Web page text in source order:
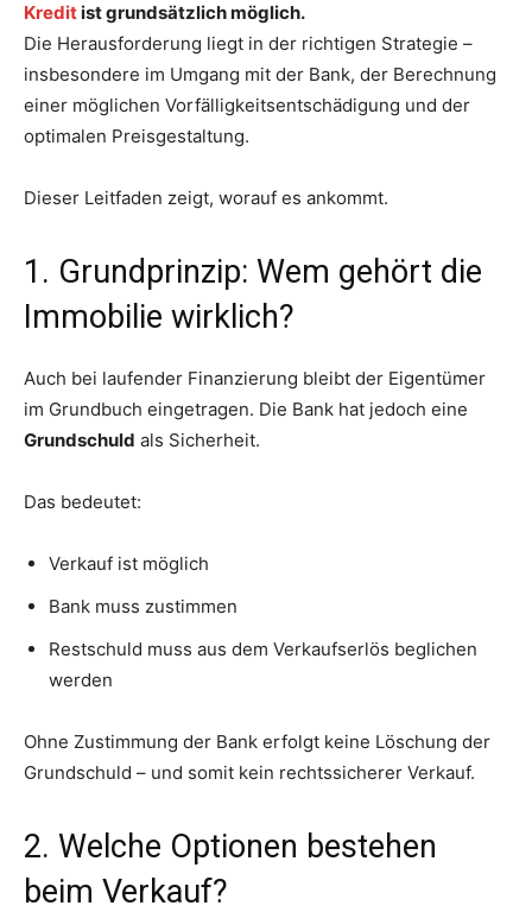
Kreditist grundsätzlich möglich.
Die Herausforderung liegt in der richtigen Strategie –
insbesondere im Umgang mit der Bank, der Berechnung
einer möglichen Vorfälligkeitsentschädigung und der
optimalen Preisgestaltung.
Dieser Leitfaden zeigt, worauf es ankommt.
1. Grundprinzip: Wem gehört die
Immobilie wirklich?
Auch bei laufender Finanzierung bleibt der Eigentümer
im Grundbuch eingetragen. Die Bank hat jedoch eine
Grundschuld als Sicherheit.
Das bedeutet:
Verkauf ist möglich
Bank muss zustimmen
Restschuld muss aus dem Verkaufserlös beglichen
werden
Ohne Zustimmung der Bank erfolgt keine Löschung der
Grundschuld – und somit kein rechtssicherer Verkauf.
2. Welche Optionen bestehen
beim Verkauf?